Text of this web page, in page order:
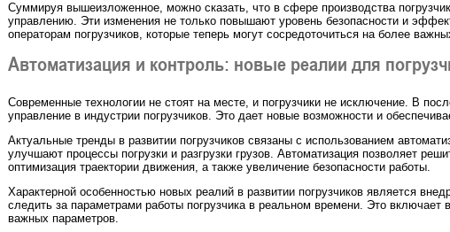
Суммируя вышеизложенное, можно сказать, что в сфере производства
управлению. Эти изменения не только повышают уровень безопасности и
операторам погрузчиков, которые теперь могут сосредоточиться на более
Автоматизация и контроль: новые реалии для
Современные технологии не стоят на месте, и погрузчики не исключение. В
управление в индустрии погрузчиков. Это дает новые возможности и
Актуальные тренды в развитии погрузчиков связаны с использованием
улучшают процессы погрузки и разгрузки грузов. Автоматизация позволяет
оптимизация траектории движения, а также увеличение безопасности работы.
Характерной особенностью новых реалий в развитии погрузчиков является
следить за параметрами работы погрузчика в реальном времени. Это включает
важных параметров.